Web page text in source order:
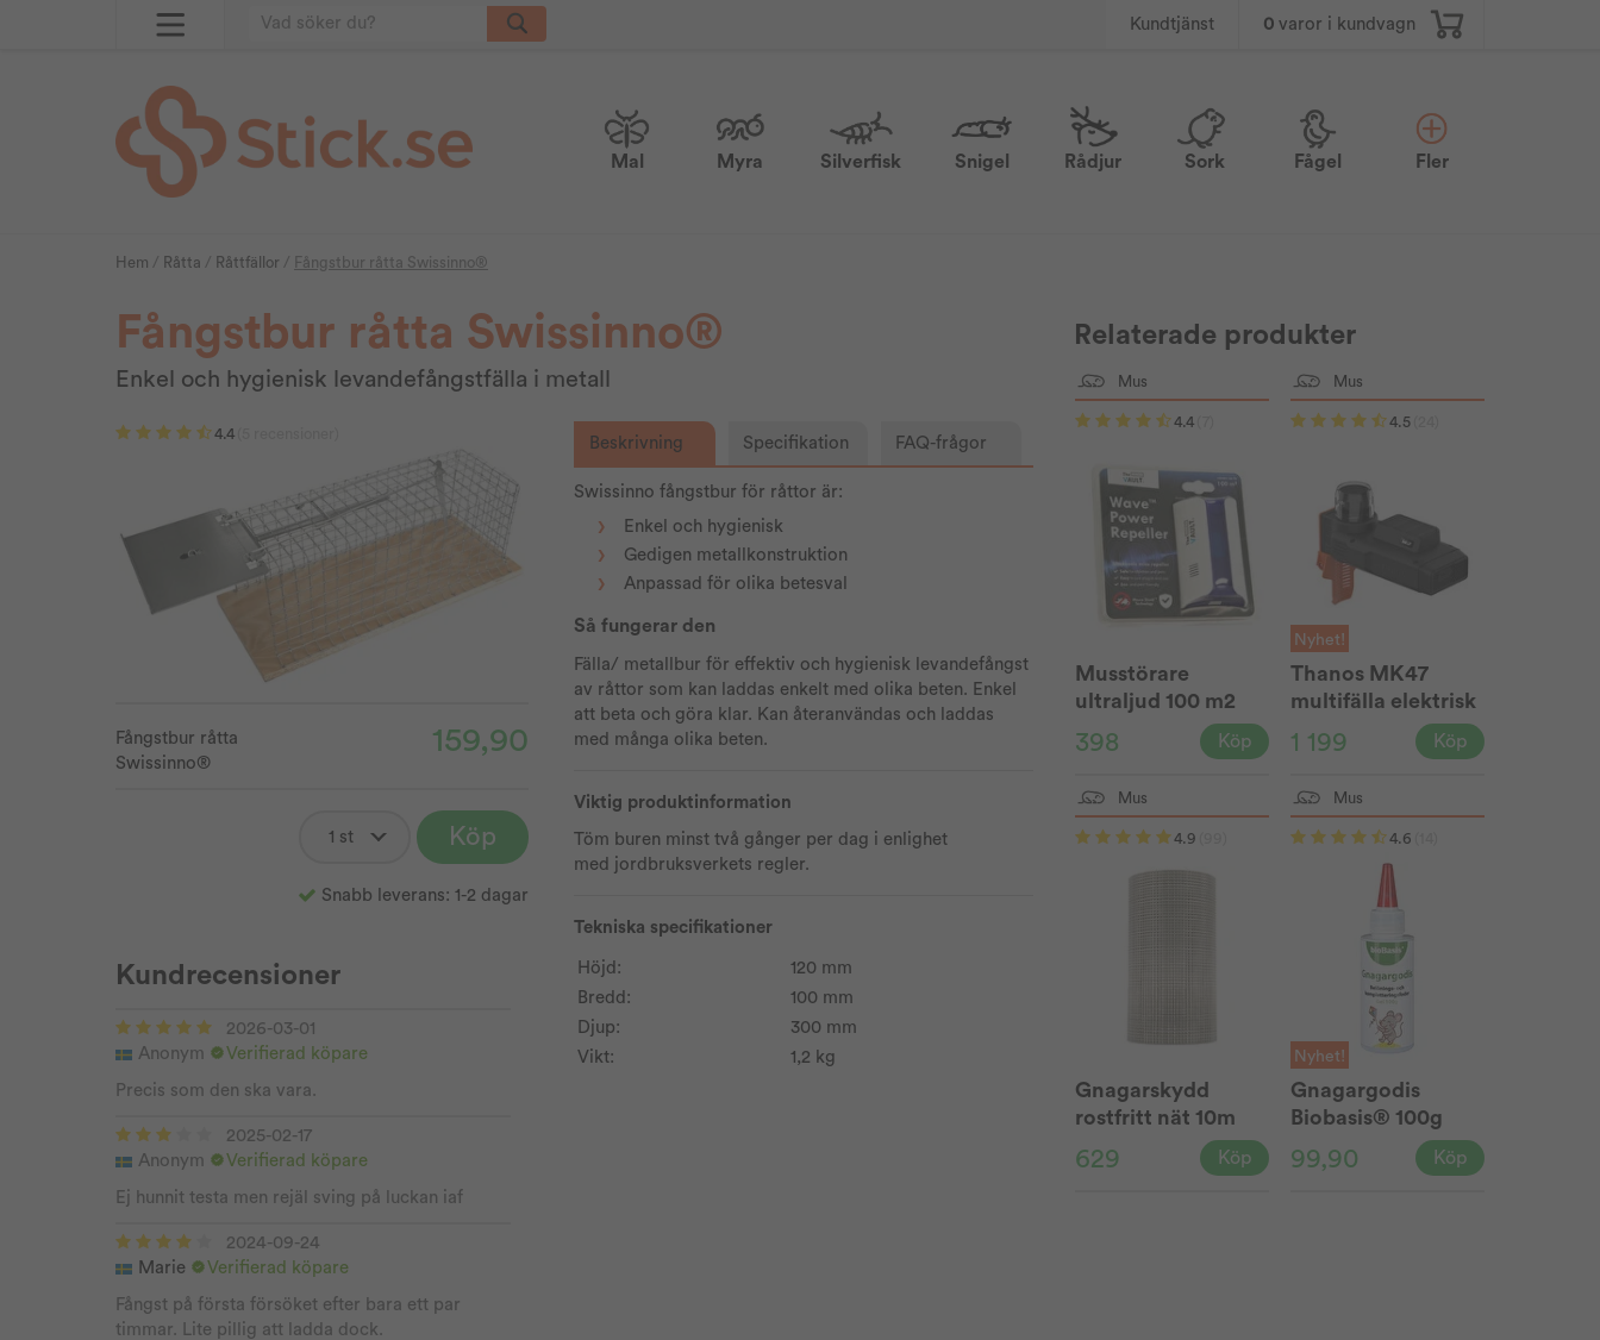
Kundtjänst 0 varor i kundvagn
Mal Myra Silverfisk Snigel Rådjur Sork Fågel Fler
Hem / Råtta / Råttfällor / Fångstbur råtta Swissinno®
Fångstbur råtta Swissinno®
Enkel och hygienisk levandefångstfälla i metall
4.4
Fångstbur råtta
Swissinno®
159,90
Köp
Snabb leverans: 1-2 dagar
Beskrivning Specifikation FAQ-frågor
Swissinno fångstbur för råttor är:
Enkel och hygienisk
Gedigen metallkonstruktion
Anpassad för olika betesval
Så fungerar den
Fälla/ metallbur för effektiv och hygienisk levandefångst
av råttor som kan laddas enkelt med olika beten. Enkel
att beta och göra klar. Kan återanvändas och laddas
med många olika beten.
Viktig produktinformation
Töm buren minst två gånger per dag i enlighet
med jordbruksverkets regler.
Tekniska specifikationer
Höjd:
120 mm
Bredd:
100 mm
Djup:
300 mm
Vikt:
1,2 kg
Kundrecensioner
2026-03-01
Anonym
Verifierad köpare
Precis som den ska vara.
2025-02-17
Anonym
Verifierad köpare
Ej hunnit testa men rejäl sving på luckan iaf
2024-09-24
Marie
Verifierad köpare
Fångst på första försöket efter bara ett par
timmar. Lite pillig att ladda dock.
Relaterade produkter
Mus
4.4
Musstörare
ultraljud 100 m2
Wave™
398 Köp
Mus
4.5
Nyhet!
Thanos MK47
multifälla elektrisk
1 199 Köp
Mus
4.9
Gnagarskydd
rostfritt nät 10m
629 Köp
Mus
4.6
Nyhet!
Gnagargodis
Biobasis® 100g
99,90 Köp